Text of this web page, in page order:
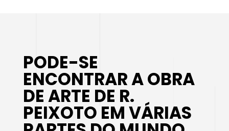
PODE-SE
ENCONTRAR A OBRA
DE ARTE DE R.
PEIXOTO EM VÁRIAS